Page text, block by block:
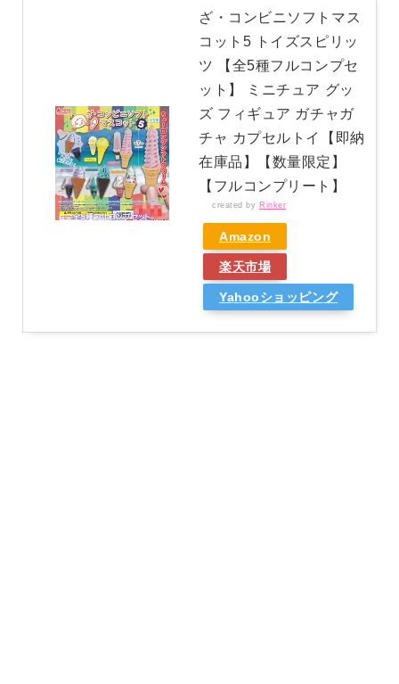
ざ・コンビニソフトマス
コット5 トイズスピリッ
ツ 【全5種フルコンプセ
ット】 ミニチュア グッ
ズ フィギュア ガチャガ
チャ カプセルトイ【即納
在庫品】【数量限定】
【フルコンプリート】
created by Rinker
Amazon
楽天市場
Yahooショッピング